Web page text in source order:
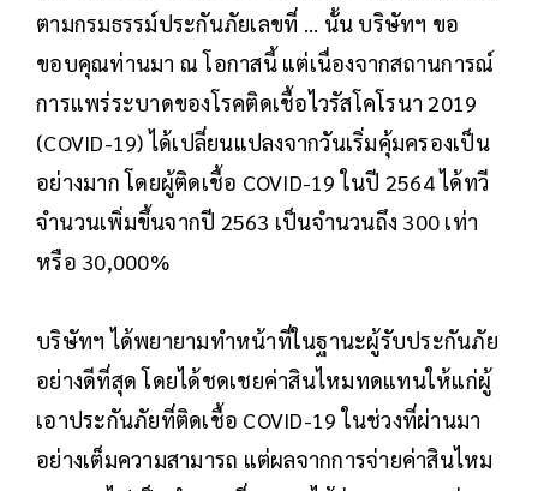
ตามกรมธรรม์ประกันภัยเลขที่ ... นั้น บริษัทฯ ขอ
ขอบคุณท่านมา ณ โอกาสนี้ แต่เนื่องจากสถานการณ์
การแพร่ระบาดของโรคติดเชื้อไวรัสโคโรนา 2019
(COVID-19) ได้เปลี่ยนแปลงจากวันเริ่มคุ้มครองเป็น
อย่างมาก โดยผู้ติดเชื้อ COVID-19 ในปี 2564 ได้ทวี
จำนวนเพิ่มขึ้นจากปี 2563 เป็นจำนวนถึง 300 เท่า
หรือ 30,000%
บริษัทฯ ได้พยายามทำหน้าที่ในฐานะผู้รับประกันภัย
อย่างดีที่สุด โดยได้ชดเชยค่าสินไหมทดแทนให้แก่ผู้
เอาประกันภัยที่ติดเชื้อ COVID-19 ในช่วงที่ผ่านมา
อย่างเต็มความสามารถ แต่ผลจากการจ่ายค่าสินไหม